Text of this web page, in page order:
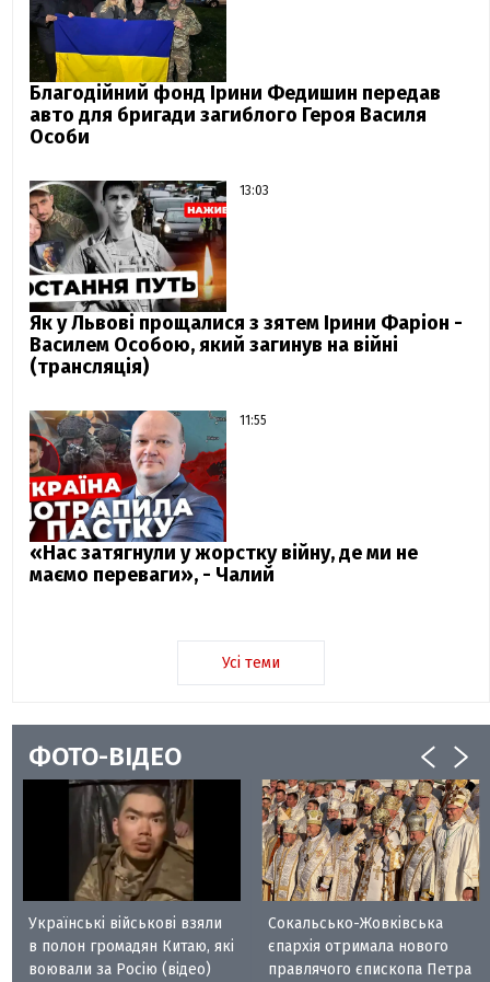
Благодійний фонд Ірини Федишин передав
авто для бригади загиблого Героя Василя
Особи
13:03
Як у Львові прощалися з зятем Ірини Фаріон -
Василем Особою, який загинув на війні
(трансляція)
11:55
«Нас затягнули у жорстку війну, де ми не
маємо переваги», - Чалий
Усі теми
ФОТО-ВІДЕО
Українські військові взяли
в полон громадян Китаю, які
воювали за Росію (відео)
Сокальсько-Жовківська
єпархія отримала нового
правлячого єпископа Петра